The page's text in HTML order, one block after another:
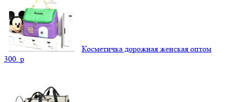
Косметичка дорожная женская оптом
300. p